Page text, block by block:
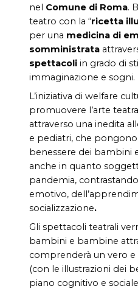
nel Comune di Roma.
teatro con la “ricetta
per una medicina di
somministrata
spettacoli in grado di
immaginazione e sogni.
L’iniziativa di welfare
promuovere l’arte
attraverso una inedita
e pediatri, che
benessere dei bambini
anche in quanto
pandemia,
emotivo,
socializzazione.
Gli spettacoli teatrali
bambini e bambine
comprenderà un vero
(con le illustrazioni dei
piano cognitivo e